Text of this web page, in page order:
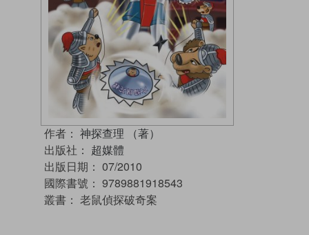
作者： 神探查理 （著）
出版社： 超媒體
出版日期： 07/2010
國際書號： 9789881918543
叢書： 老鼠偵探破奇案